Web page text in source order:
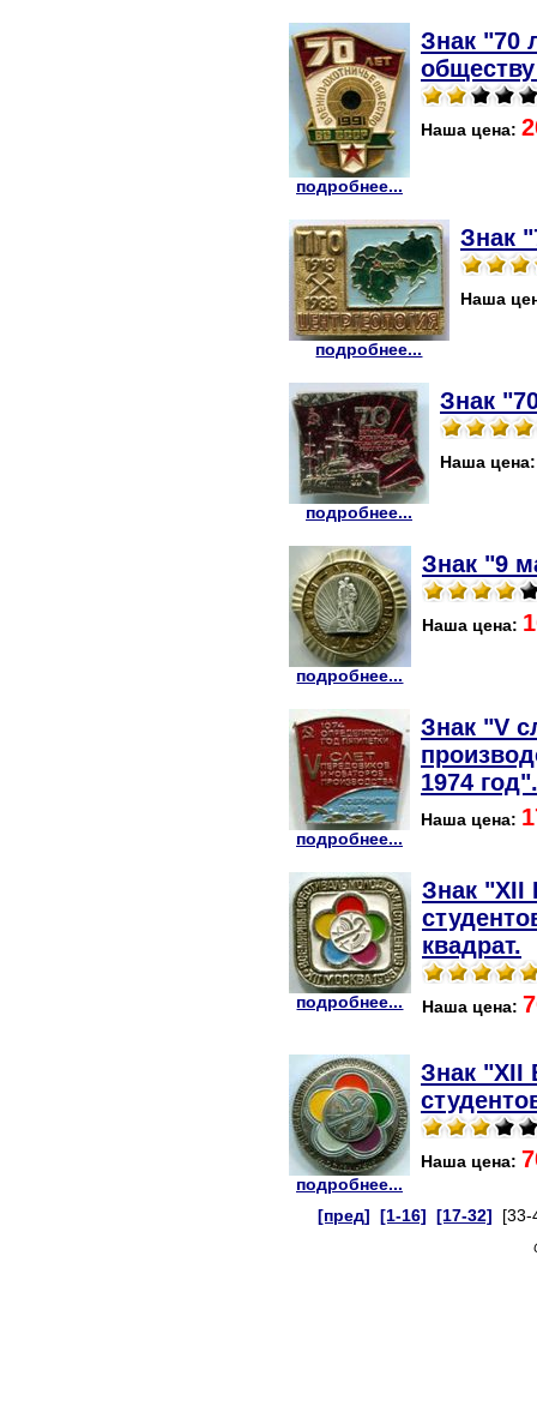
подробнее...
Знак "70
Наша цена:
подробнее...
Знак
Наша
подробнее...
Знак
Наша
подробнее...
Знак "9
Наша цена:
подробнее...
Знак "V
1974 год".
Наша цена:
подробнее...
Знак
квадрат.
Наша цена:
подробнее...
Знак "XII
Наша цена:
[пред] [1-16] [17-32]